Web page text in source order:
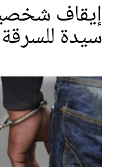
إيقاف
سيدة